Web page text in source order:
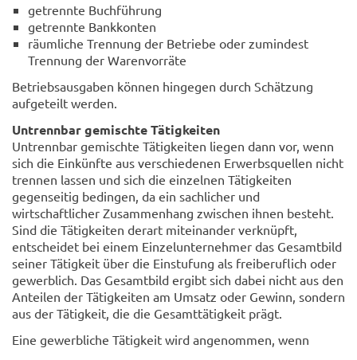
getrennte Buchführung
getrennte Bankkonten
räumliche Trennung der Betriebe oder zumindest
Trennung der Warenvorräte
Betriebsausgaben können hingegen durch Schätzung
aufgeteilt werden.
Untrennbar gemischte Tätigkeiten
Untrennbar gemischte Tätigkeiten liegen dann vor, wenn
sich die Einkünfte aus verschiedenen Erwerbsquellen nicht
trennen lassen und sich die einzelnen Tätigkeiten
gegenseitig bedingen, da ein sachlicher und
wirtschaftlicher Zusammenhang zwischen ihnen besteht.
Sind die Tätigkeiten derart miteinander verknüpft,
entscheidet bei einem Einzelunternehmer das Gesamtbild
seiner Tätigkeit über die Einstufung als freiberuflich oder
gewerblich. Das Gesamtbild ergibt sich dabei nicht aus den
Anteilen der Tätigkeiten am Umsatz oder Gewinn, sondern
aus der Tätigkeit, die die Gesamttätigkeit prägt.
Eine gewerbliche Tätigkeit wird angenommen, wenn